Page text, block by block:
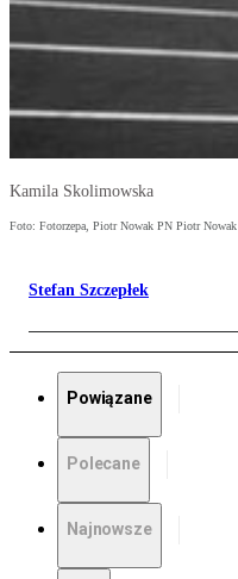
Kamila Skolimowska
Foto: Fotorzepa, Piotr Nowak PN Piotr Nowak
Stefan Szczepłek
Powiązane
Polecane
Najnowsze